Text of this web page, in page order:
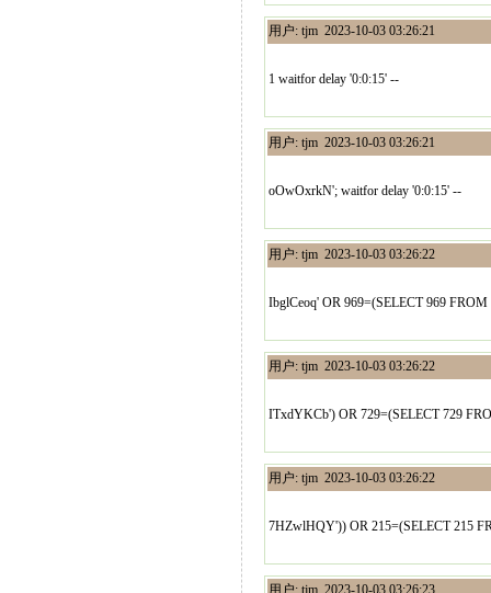
用户: tjm 2023-10-03 03:26:21
1 waitfor delay '0:0:15' --
用户: tjm 2023-10-03 03:26:21
oOwOxrkN'; waitfor delay '0:0:15' --
用户: tjm 2023-10-03 03:26:22
IbglCeoq' OR 969=(SELECT 969
用户: tjm 2023-10-03 03:26:22
ITxdYKCb') OR 729=(SELECT 729
用户: tjm 2023-10-03 03:26:22
7HZwlHQY')) OR 215=(SELECT 215
用户: tjm 2023-10-03 03:26:23